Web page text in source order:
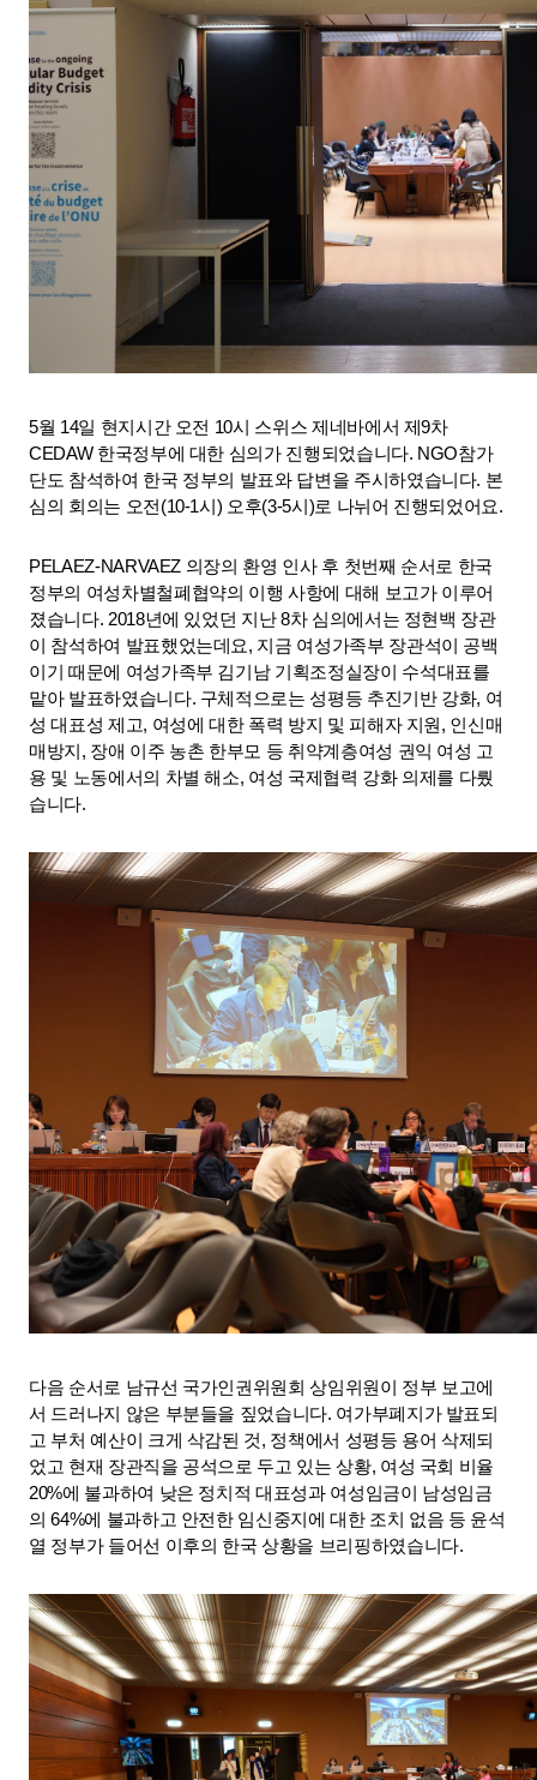
5월 14일 현지시간 오전 10시 스위스 제네바에서 제9차
CEDAW 한국정부에 대한 심의가 진행되었습니다. NGO참가
단도 참석하여 한국 정부의 발표와 답변을 주시하였습니다. 본
심의 회의는 오전(10-1시) 오후(3-5시)로 나뉘어 진행되었어요.
PELAEZ-NARVAEZ 의장의 환영 인사 후 첫번째 순서로 한국
정부의 여성차별철폐협약의 이행 사항에 대해 보고가 이루어
졌습니다. 2018년에 있었던 지난 8차 심의에서는 정현백 장관
이 참석하여 발표했었는데요, 지금 여성가족부 장관석이 공백
이기 때문에 여성가족부 김기남 기획조정실장이 수석대표를
맡아 발표하였습니다. 구체적으로는 성평등 추진기반 강화, 여
성 대표성 제고, 여성에 대한 폭력 방지 및 피해자 지원, 인신매
매방지, 장애 이주 농촌 한부모 등 취약계층여성 권익 여성 고
용 및 노동에서의 차별 해소, 여성 국제협력 강화 의제를 다뤘
습니다.
다음 순서로 남규선 국가인권위원회 상임위원이 정부 보고에
서 드러나지 않은 부분들을 짚었습니다. 여가부폐지가 발표되
고 부처 예산이 크게 삭감된 것, 정책에서 성평등 용어 삭제되
었고 현재 장관직을 공석으로 두고 있는 상황, 여성 국회 비율
20%에 불과하여 낮은 정치적 대표성과 여성임금이 남성임금
의 64%에 불과하고 안전한 임신중지에 대한 조치 없음 등 윤석
열 정부가 들어선 이후의 한국 상황을 브리핑하였습니다.